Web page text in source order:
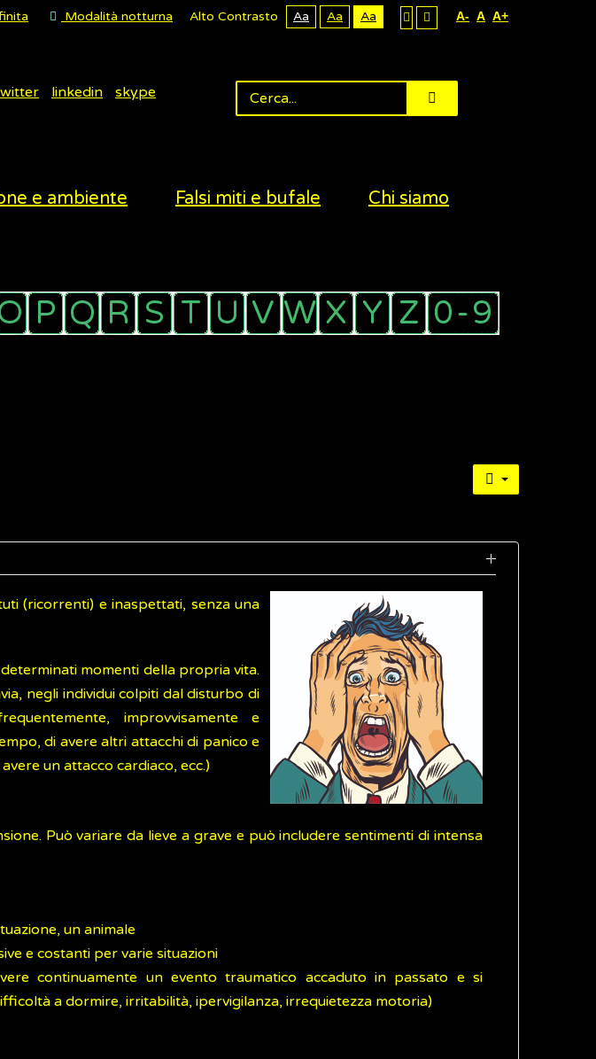
Modalità notturna Alto Contrasto Aa Aa Aa A- A A+
linkedin skype
e ambiente Falsi miti e bufale Chi siamo
(ricorrenti) e inaspettati, senza una
momenti della propria vita.
negli individui colpiti dal disturbo di
improvvisamente e
di avere altri attacchi di panico e
un attacco cardiaco, ecc.)
Può variare da lieve a grave e può includere sentimenti di intensa
un animale
e costanti per varie situazioni
continuamente un evento traumatico accaduto in passato e si
a dormire, irritabilità, ipervigilanza, irrequietezza motoria)